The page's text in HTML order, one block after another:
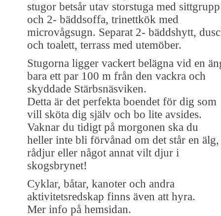
stugor betsår utav storstuga med sittgrupp
och 2- bäddsoffa, trinettkök med
microvågsugn. Separat 2- bäddshytt,
och toalett, terrass med utemöber.
Stugorna ligger vackert belägna vid en
bara ett par 100 m från den vackra och
skyddade Stärbsnäsviken.
Detta är det perfekta boendet för dig som
vill sköta dig själv och bo lite avsides.
Vaknar du tidigt på morgonen ska du
heller inte bli förvånad om det står en älg,
rådjur eller något annat vilt djur i
skogsbrynet!
Cyklar, båtar, kanoter och andra
aktivitetsredskap finns även att hyra.
Mer info på hemsidan.